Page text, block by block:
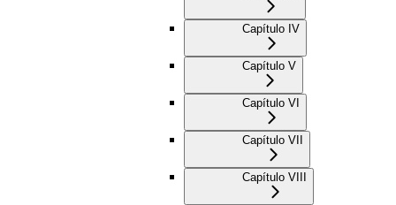
Capítulo IV
Capítulo V
Capítulo VI
Capítulo VII
Capítulo VIII